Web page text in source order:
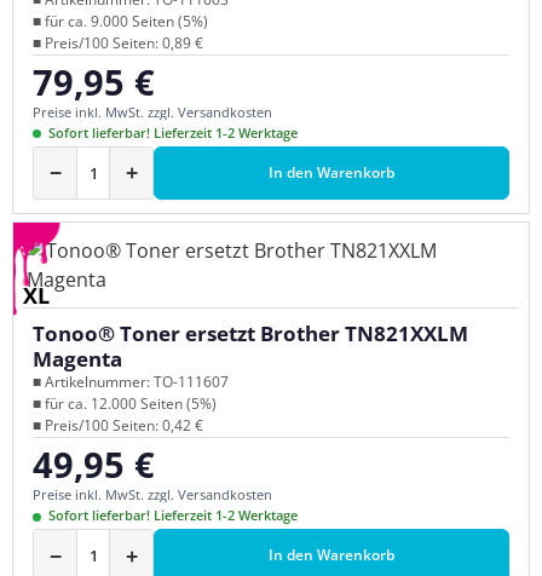
■ für ca. 9.000 Seiten (5%)
■ Preis/100 Seiten: 0,89 €
Regulärer Preis:
79,95 €
Preise inkl. MwSt. zzgl. Versandkosten
Sofort lieferbar! Lieferzeit 1-2 Werktage
− + In den Warenkorb
XL
Tonoo® Toner ersetzt Brother TN821XXLM
Magenta
■ Artikelnummer: TO-111607
■ für ca. 12.000 Seiten (5%)
■ Preis/100 Seiten: 0,42 €
Regulärer Preis:
49,95 €
Preise inkl. MwSt. zzgl. Versandkosten
Sofort lieferbar! Lieferzeit 1-2 Werktage
− + In den Warenkorb